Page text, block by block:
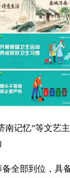
记忆”等文艺
部到位，具